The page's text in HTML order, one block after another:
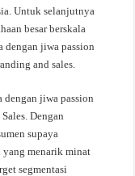
Untuk selanjutnya
besar berskala
dengan jiwa passion
and sales.
dengan jiwa passion
Dengan
supaya
menarik minat
segmentasi